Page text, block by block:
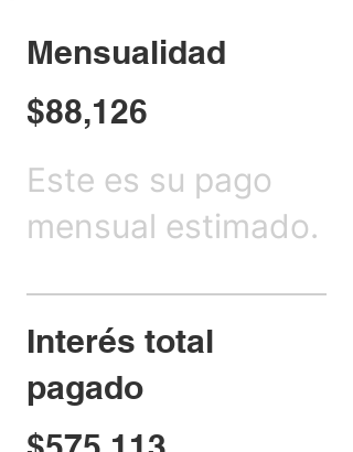
Mensualidad
$88,126
Este es su pago
mensual estimado.
Interés total
pagado